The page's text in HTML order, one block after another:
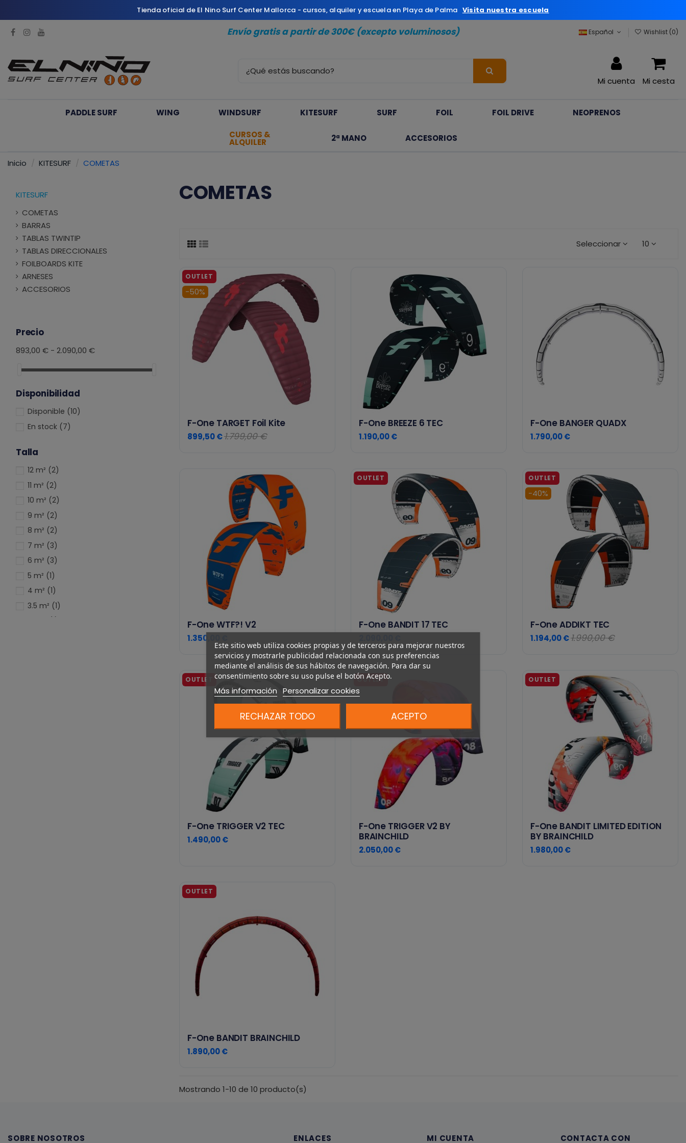
Envío gratis a partir de 300€ (excepto voluminosos) Español Wishlist (0)
Mi cuenta Mi cesta
PADDLE SURF WING WINDSURF KITESURF SURF FOIL FOIL DRIVE NEOPRENOS
CURSOS &
ALQUILER 2ª MANO ACCESORIOS
Inicio KITESURF COMETAS
COMETAS
Seleccionar 10
-50%
F-One TARGET Foil Kite
899,50 €1.799,00 €
F-One BREEZE 6 TEC
1.190,00 €
F-One BANGER QUADX
1.790,00 €
F-One WTF?! V2
1.350,00 €
F-One BANDIT 17 TEC
-40%
F-One ADDIKT TEC
1.194,00 €1.990,00 €
F-One TRIGGER V2 TEC
1.490,00 €
F-One TRIGGER V2 BY
BRAINCHILD
2.050,00 €
F-One BANDIT LIMITED EDITION
BY BRAINCHILD
1.980,00 €
F-One BANDIT BRAINCHILD
1.890,00 €
Mostrando 1-10 de 10 producto(s)
KITESURF
COMETAS
BARRAS
TABLAS TWINTIP
TABLAS DIRECCIONALES
FOILBOARDS KITE
ARNESES
ACCESORIOS
Precio
893,00 € - 2.090,00 €
Disponibilidad
Disponible (10)
En stock (7)
Talla
12 m² (2)
11 m² (2)
10 m² (2)
9 m² (2)
8 m² (2)
7 m² (3)
6 m² (3)
5 m² (1)
4 m² (1)
3.5 m² (1)
SOBRE NOSOTROS ENLACES MI CUENTA CONTACTA CON
Este sitio web utiliza cookies propias y de terceros para mejorar nuestros
servicios y mostrarle publicidad relacionada con sus preferencias
mediante el análisis de sus hábitos de navegación. Para dar su
consentimiento sobre su uso pulse el botón Acepto.
Más información Personalizar cookies
RECHAZAR TODO ACEPTO
Tienda oficial de El Nino Surf Center Mallorca - cursos, alquiler y escuela en Playa de Palma Visita nuestra escuela